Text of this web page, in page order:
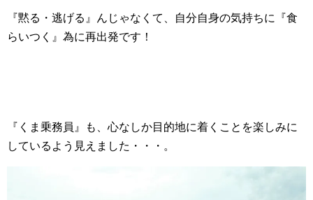
『黙る・逃げる』んじゃなくて、自分自身の気持ちに『食
らいつく』為に再出発です！
『くま乗務員』も、心なしか目的地に着くことを楽しみに
しているよう見えました・・・。